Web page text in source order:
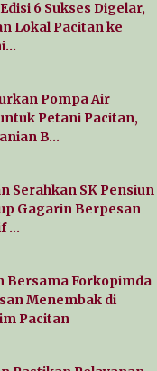
6 Sukses Digelar,
Lokal Pacitan ke
Pompa Air
Petani Pacitan,
B…
Serahkan SK Pensiun
Gagarin Berpesan
…
Bersama Forkopimda
Menembak di
Pacitan